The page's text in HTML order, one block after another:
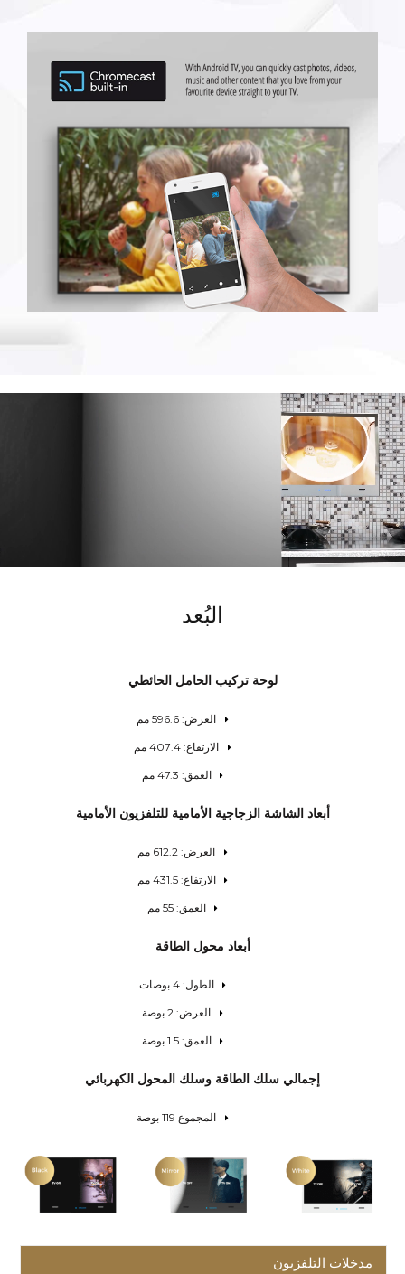
البُعد
لوحة تركيب الحامل الحائطي
العرض: 596.6 مم
الارتفاع: 407.4 مم
العمق: 47.3 مم
أبعاد الشاشة الزجاجية الأمامية للتلفزيون الأمامية
العرض: 612.2 مم
الارتفاع: 431.5 مم
العمق: 55 مم
أبعاد محول الطاقة
الطول: 4 بوصات
العرض: 2 بوصة
العمق: 1.5 بوصة
إجمالي سلك الطاقة وسلك المحول الكهربائي
المجموع 119 بوصة
مدخلات التلفزيون